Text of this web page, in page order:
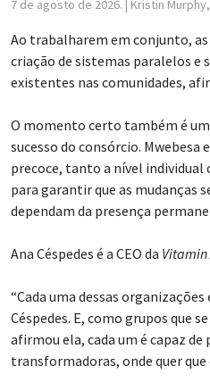
7 de agosto de 2026. | Kristin
Ao trabalharem em conjunto,
criação de sistemas paralelos e
existentes nas comunidades,
O momento certo também é
sucesso do consórcio.
precoce, tanto a nível
para garantir que as mudanças
dependam da presença
Ana Céspedes é a CEO da Vitamin
“Cada uma dessas organizações
Céspedes. E, como grupos que
afirmou ela, cada um é capaz
transformadoras, onde quer